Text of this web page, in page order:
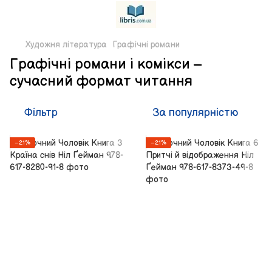
Художня література Графічні романи
Графічні романи і комікси –
сучасний формат читання
Фільтр За популярністю
−21% −21%